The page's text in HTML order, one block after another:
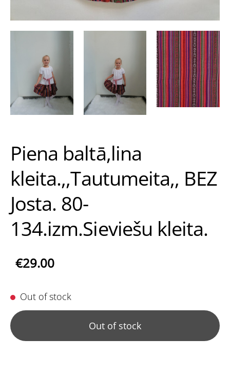
Piena baltā,lina
kleita.,,Tautumeita,, BEZ
Josta. 80-
134.izm.Sieviešu kleita.
€29.00
Out of stock
Out of stock